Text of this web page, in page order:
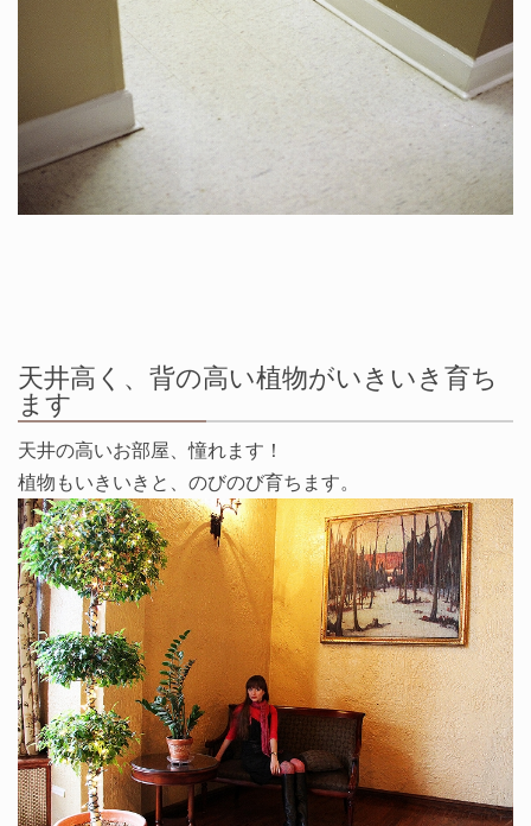
天井高く、背の高い植物がいきいき育ち
ます
天井の高いお部屋、憧れます！
植物もいきいきと、のびのび育ちます。